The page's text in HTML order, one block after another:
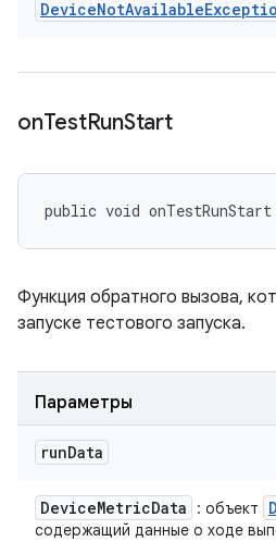
DeviceNotAvailable
onTestRunStart
public void
Функция обратного вызова,
запуске тестового запуска.
Параметры
runData
DeviceMetricData : объект
содержащий данные о ходе